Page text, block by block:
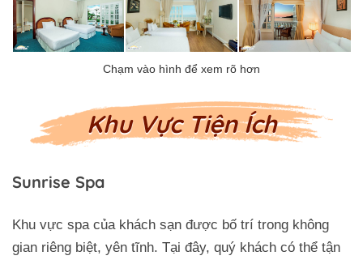
Khu Vực Tiện Ích
Sunrise Spa
Khu vực spa của khách sạn được bố trí trong không
gian riêng biệt, yên tĩnh. Tại đây, quý khách có thể tận